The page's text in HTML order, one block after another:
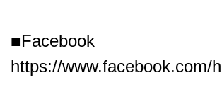
■Facebook
https://www.facebook.com/